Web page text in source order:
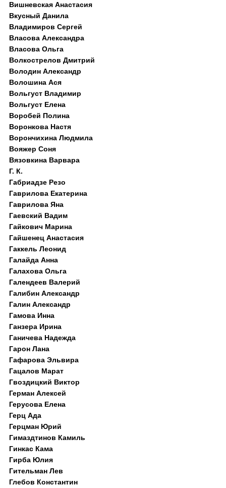
Вишневская Анастасия
Вкусный Данила
Владимиров Сергей
Власова Александра
Власова Ольга
Волкострелов Дмитрий
Володин Александр
Волошина Ася
Вольгуст Владимир
Вольгуст Елена
Воробей Полина
Воронкова Настя
Ворончихина Людмила
Вояжер Соня
Вязовкина Варвара
Г. К.
Габриадзе Резо
Гаврилова Екатерина
Гаврилова Яна
Гаевский Вадим
Гайкович Марина
Гайшенец Анастасия
Гаккель Леонид
Галайда Анна
Галахова Ольга
Галендеев Валерий
Галибин Александр
Галин Александр
Гамова Инна
Ганзера Ирина
Ганичева Надежда
Гарон Лана
Гафарова Эльвира
Гацалов Марат
Гвоздицкий Виктор
Герман Алексей
Герусова Елена
Герц Ада
Герцман Юрий
Гимаздтинов Камиль
Гинкас Кама
Гирба Юлия
Гительман Лев
Глебов Константин